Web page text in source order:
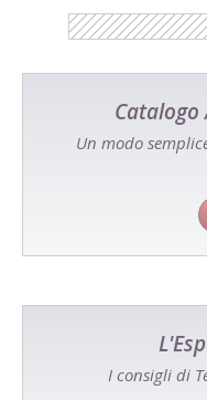
Catalogo
Un modo
I consigli di